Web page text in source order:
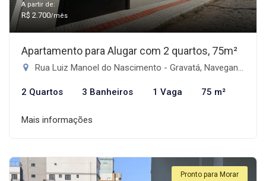
A partir de:
R$ 2.700/mês
Apartamento para Alugar com 2 quartos, 75m²
Rua Luiz Manoel do Nascimento - Gravatá, Navegantes-SC
2 Quartos 3 Banheiros 1 Vaga 75 m²
Mais informações
Pronto para Morar